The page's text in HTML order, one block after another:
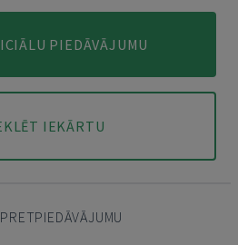
PIEDĀVĀJUMU
IEKĀRTU